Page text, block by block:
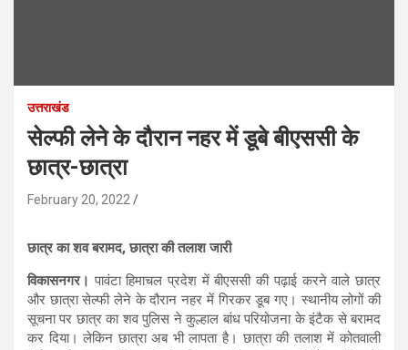
उत्तराखंड
सेल्फी लेने के दौरान नहर में डूबे बीएससी के
छात्र-छात्रा
February 20, 2022
छात्र का शव बरामद, छात्रा की तलाश जारी
विकासनगर। पावंटा हिमाचल प्रदेश में बीएससी की पढ़ाई करने वाले छात्र
और छात्रा सेल्फी लेने के दौरान नहर में गिरकर डूब गए। स्थानीय लोगों की
सूचना पर छात्र का शव पुलिस ने कुल्हाल बांध परियोजना के इंटैक से बरामद
कर दिया। लेकिन छात्रा अब भी लापता है। छात्रा की तलाश में कोतवाली